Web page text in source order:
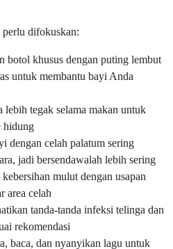
perlu difokuskan:
botol khusus dengan puting lembut
untuk membantu bayi Anda
lebih tegak selama makan untuk
hidung
dengan celah palatum sering
jadi bersendawalah lebih sering
kebersihan mulut dengan usapan
area celah
tanda-tanda infeksi telinga dan
rekomendasi
baca, dan nyanyikan lagu untuk